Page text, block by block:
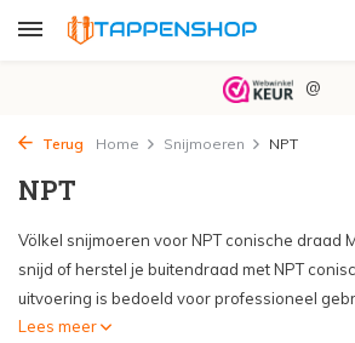
@
Terug Home Snijmoeren NPT
NPT
Völkel snijmoeren voor NPT conische draad
snijd of herstel je buitendraad met NPT
uitvoering is bedoeld voor professioneel
Lees meer